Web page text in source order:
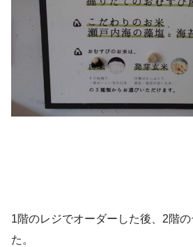
1階のレジでオーダーした後、2階
た。